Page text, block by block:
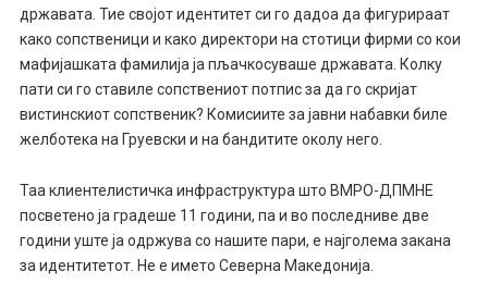
државата. Тие својот идентитет си го дадоа да фигурираат
како сопственици и како директори на стотици фирми со кои
мафијашката фамилија ја пљачкосуваше државата. Колку
пати си го ставиле сопствениот потпис за да го скријат
вистинскиот сопственик? Комисиите за јавни набавки биле
желботека на Груевски и на бандитите околу него.
Таа клиентелистичка инфраструктура што ВМРО-ДПМНЕ
посветено ја градеше 11 години, па и во последниве две
години уште ја одржува со нашите пари, е најголема закана
за идентитетот. Не е името Северна Македонија.